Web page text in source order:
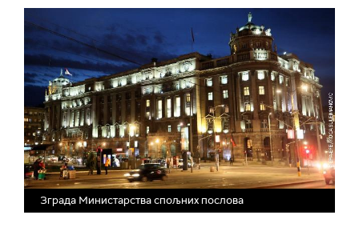
Зграда Министарства спољних послова